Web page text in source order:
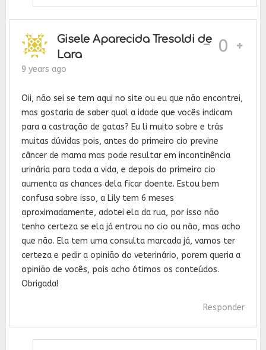
Gisele Aparecida Tresoldi de
Lara
9 years ago
- 0
Oii, não sei se tem aqui no site ou eu que não encontrei,
mas gostaria de saber qual a idade que vocês indicam
para a castração de gatas? Eu li muito sobre e trás
muitas dúvidas pois, antes do primeiro cio previne
câncer de mama mas pode resultar em incontinência
urinária para toda a vida, e depois do primeiro cio
aumenta as chances dela ficar doente. Estou bem
confusa sobre isso, a Lily tem 6 meses
aproximadamente, adotei ela da rua, por isso não
tenho certeza se ela já entrou no cio ou não, mas acho
que não. Ela tem uma consulta marcada já, vamos ter
certeza e pedir a opinião do veterinário, porem queria a
opinião de vocês, pois acho ótimos os conteúdos.
Obrigada!
Responder